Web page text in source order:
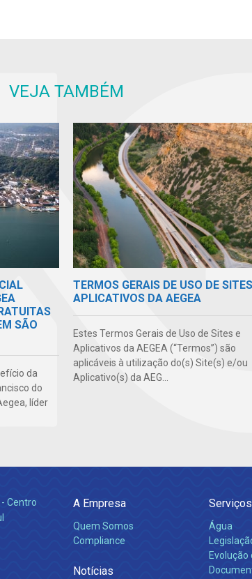
VEJA TAMBÉM
SÃO
da
do
líder
TERMOS GERAIS DE USO DE
APLICATIVOS DA AEGEA
Estes Termos Gerais de Uso de Sites e
Aplicativos da AEGEA (“Termos”) são
aplicáveis à utilização do(s) Site(s) e/ou
Aplicativo(s) da AEG...
Centro
A Empresa
Quem Somos
Compliance
Notícias
Serviços
Água
Evolução